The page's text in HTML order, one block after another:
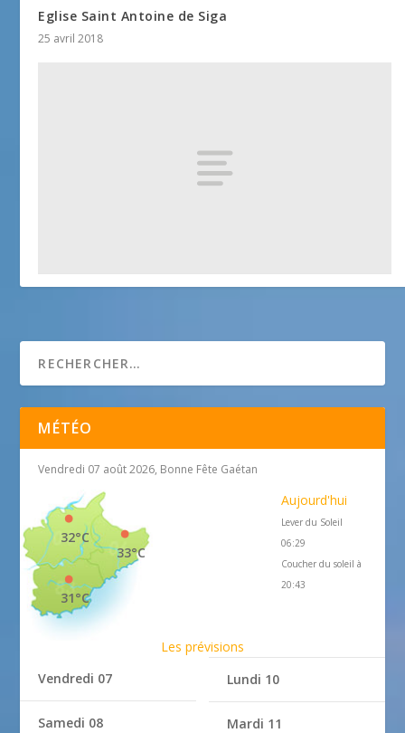
Eglise Saint Antoine de Siga
25 avril 2018
MÉTÉO
Vendredi 07 août 2026, Bonne Fête Gaétan
33°C
32°C
31°C
Aujourd'hui
Lever du Soleil
06:29
Coucher du soleil à
20:43
Les prévisions
Vendredi 07
Samedi 08
Lundi 10
Mardi 11